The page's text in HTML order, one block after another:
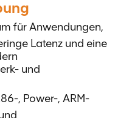
für Anwendungen,
Latenz und eine
und
, Power-, ARM-